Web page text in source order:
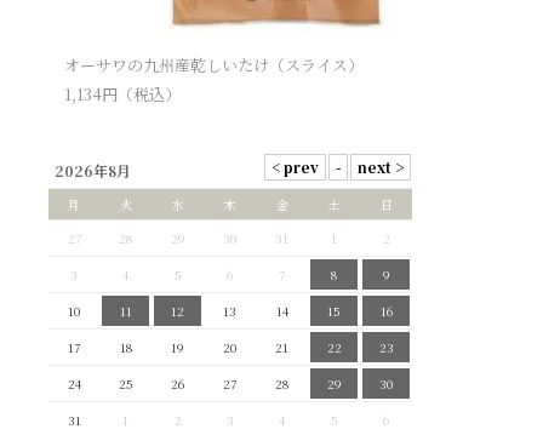
オーサワの九州産乾しいたけ（スライス）
1,134円（税込）
2026年8月
月 火 水 木 金 土
日
27
28 29 30 31 1
2
3
4 5 6 7 8
9
10
11 12 13 14 15
16
17
18 19 20 21 22
23
24
25 26 27 28 29
30
31
1 2 3 4 5 6